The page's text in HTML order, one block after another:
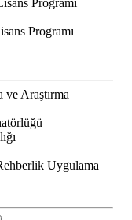
Programı
Programı
Araştırma
Uygulama